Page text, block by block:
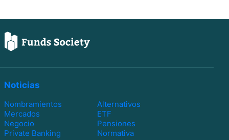
Noticias
Nombramientos
Alternativos
Mercados
ETF
Negocio
Pensiones
Private Banking
Normativa